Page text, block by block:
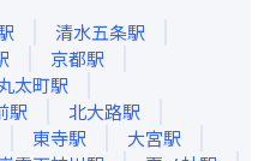
清水五条駅
京都駅
太町駅
駅 北大路駅
東寺駅 大宮駅